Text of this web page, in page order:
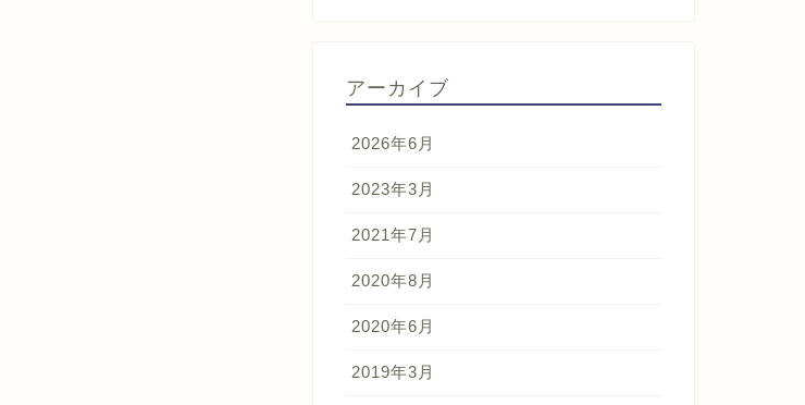
アーカイブ
2026年6月
2023年3月
2021年7月
2020年8月
2020年6月
2019年3月